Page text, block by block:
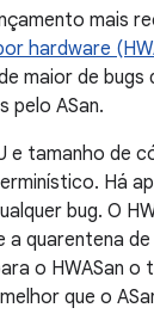
mais
hardware
maior de
pelo ASan.
e tamanho de
Há
bug. O
quarentena
o HWASan
que o